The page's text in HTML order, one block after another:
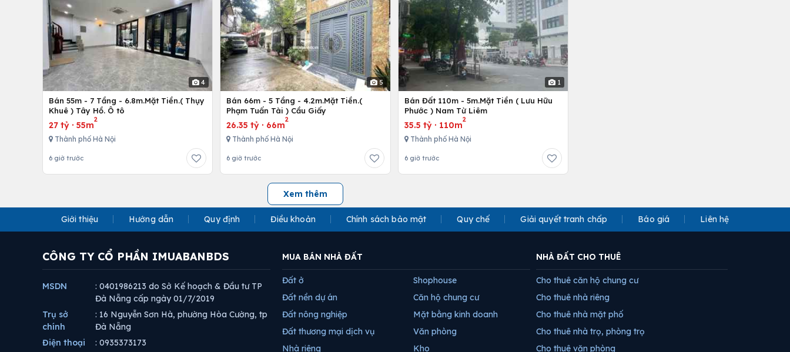
4
Bán 55m - 7 Tầng - 6.8m.Mặt Tiền.( Thụy
Khuê ) Tây Hồ. Ô tô
27 tỷ · 55m
2
Thành phố Hà Nội
6 giờ trước
5
Bán 66m - 5 Tầng - 4.2m.Mặt Tiền.(
Phạm Tuấn Tài ) Cầu Giấy
26.35 tỷ · 66m
2
Thành phố Hà Nội
6 giờ trước
1
Bán Đất 110m - 5m.Mặt Tiền ( Lưu Hữu
Phước ) Nam Từ Liêm
35.5 tỷ· 110m
2
Thành phố Hà Nội
6 giờ trước
Xem thêm
Giới thiệu Hướng dẫn Quy định Điều khoản Chính sách bảo mật Quy chế Giải quyết tranh chấp Báo giá Liên hệ
CÔNG TY CỔ PHẦN IMUABANBDS
MSDN
: 0401986213 do Sở Kế hoạch & Đầu tư TP
Đà Nẵng cấp ngày 01/7/2019
Trụ sở
chính
: 16 Nguyễn Sơn Hà, phường Hòa Cường, tp
Đà Nẵng
Điện thoại
: 0935373173
MUA BÁN NHÀ ĐẤT
Đất ở
Đất nền dự án
Đất nông nghiệp
Đất thương mại dịch vụ
Nhà riêng
Shophouse
Căn hộ chung cư
Mặt bằng kinh doanh
Văn phòng
Kho
NHÀ ĐẤT CHO THUÊ
Cho thuê căn hộ chung cư
Cho thuê nhà riêng
Cho thuê nhà mặt phố
Cho thuê nhà trọ, phòng trọ
Cho thuê văn phòng